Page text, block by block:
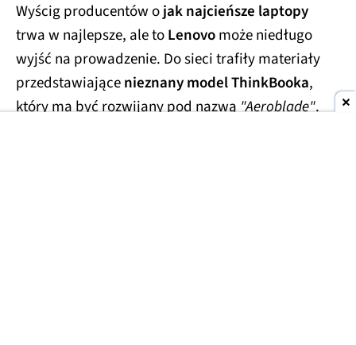
Wyścig producentów ojak najcieńsze laptopy
trwa w najlepsze, ale toLenovomoże niedługo
wyjść na prowadzenie. Do sieci trafiły materiały
przedstawiającenieznany model ThinkBooka,
który ma być rozwijany pod nazwą"Aeroblade".